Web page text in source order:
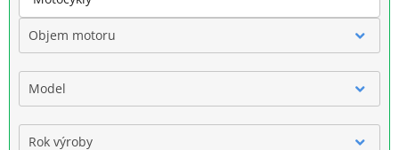
Objem motoru
Model
Rok výroby